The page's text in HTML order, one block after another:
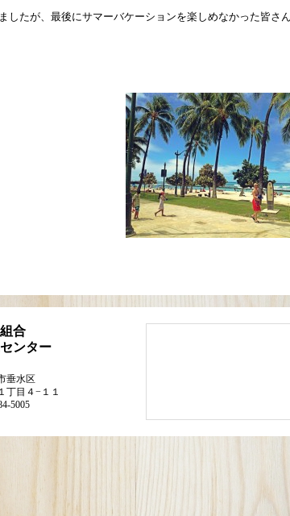
したが、最後にサマーバケーションを楽しめなかった皆さ
合
ンター
垂水区
丁目４−１１
5005